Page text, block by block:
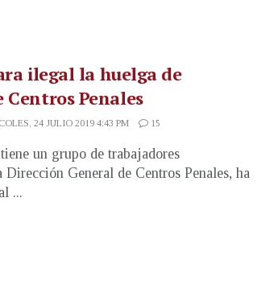
ilegal la huelga de
Centros Penales
24 JULIO 2019 4:43 PM 15
un grupo de trabajadores
Dirección General de Centros Penales, ha
...